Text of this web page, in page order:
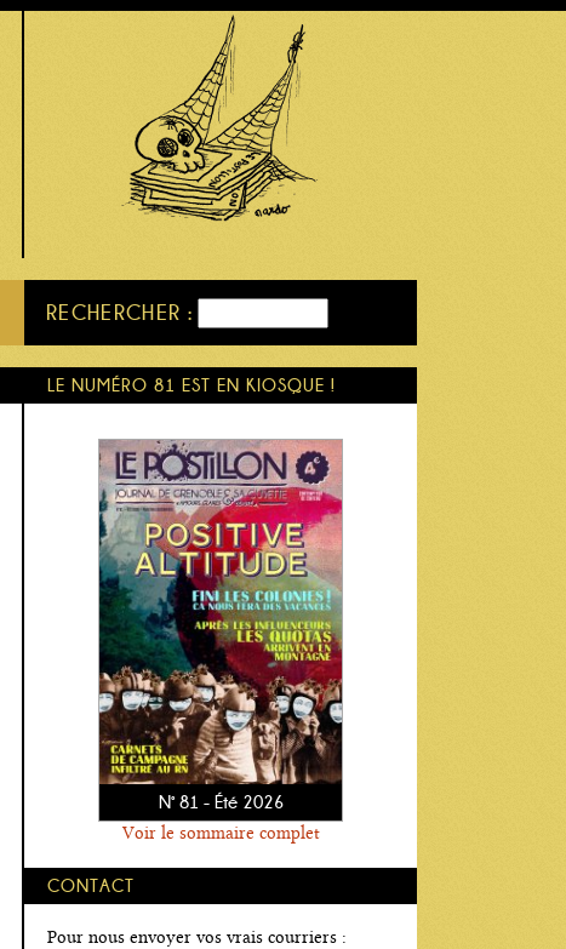
RECHERCHER :
LE NUMÉRO 81 EST EN KIOSQUE !
N° 81 - Été 2026
Voir le sommaire complet
CONTACT
Pour nous envoyer vos vrais courriers :